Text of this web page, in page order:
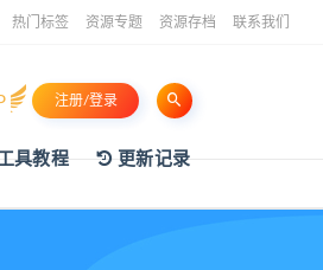
热门标签 资源专题 资源存档 联系我们
注册/登录
具教程 更新记录